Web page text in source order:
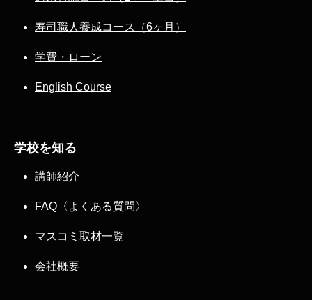
寿司職人養成コース（6ヶ月）
学費・ローン
English Course
学校を知る
講師紹介
FAQ〈よくある質問〉
マスコミ取材一覧
会社概要